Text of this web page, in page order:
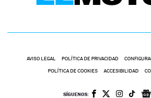
AVISO LEGAL POLÍTICA DE PRIVACIDAD
POLÍTICA DE COOKIES ACCESIBILIDAD
SÍGUENOS: